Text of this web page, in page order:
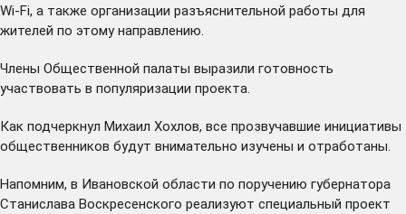
Wi-Fi, а также организации разъяснительной работы для
жителей по этому направлению.
Члены Общественной палаты выразили готовность
участвовать в популяризации проекта.
Как подчеркнул Михаил Хохлов, все прозвучавшие инициативы
общественников будут внимательно изучены и отработаны.
Напомним, в Ивановской области по поручению губернатора
Станислава Воскресенского реализуют специальный проект